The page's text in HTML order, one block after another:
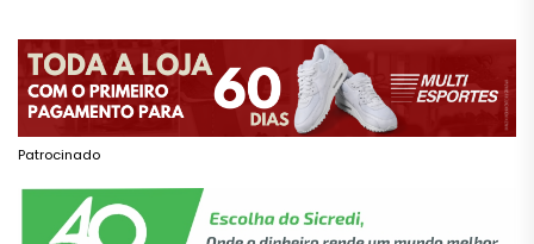
Patrocinado